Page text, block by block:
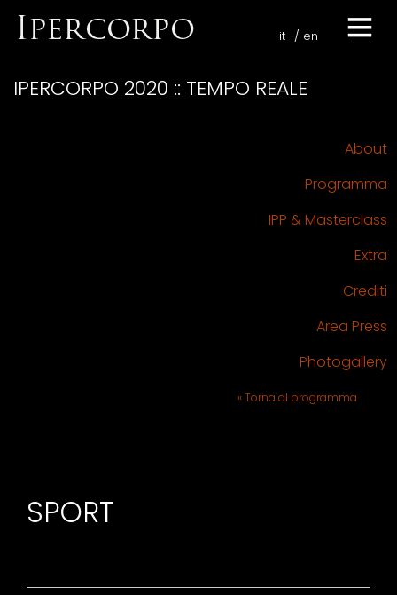
it en
IPERCORPO 2020 :: TEMPO REALE
About
Programma
IPP & Masterclass
Extra
Crediti
Area Press
Photogallery
« Torna al programma
SPORT